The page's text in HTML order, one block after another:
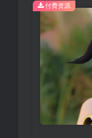
付费资源